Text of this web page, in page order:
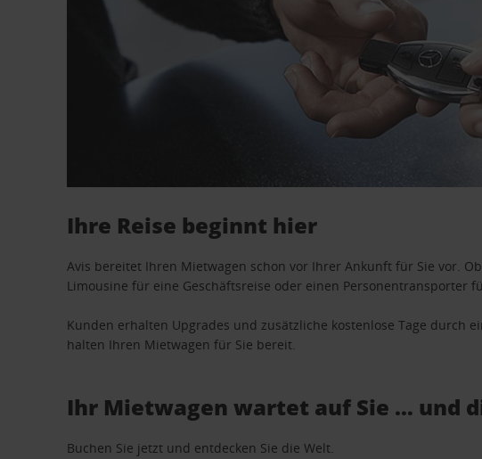
Ihre Reise beginnt hier
Avis bereitet Ihren Mietwagen schon vor Ihrer Ankunft für Sie vor.
Limousine für eine Geschäftsreise oder einen Personentransporter
Kunden erhalten Upgrades und zusätzliche kostenlose Tage durch
halten Ihren Mietwagen für Sie bereit.
Ihr Mietwagen wartet auf Sie … und
Buchen Sie jetzt und entdecken Sie die Welt.